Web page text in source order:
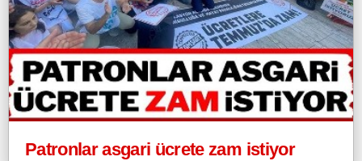
Patronlar asgari ücrete zam istiyor